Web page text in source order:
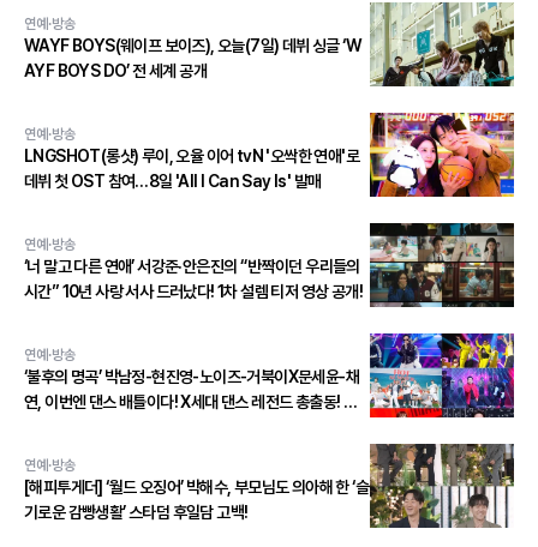
연예·방송
WAYF BOYS(웨이프 보이즈), 오늘(7일) 데뷔 싱글 ‘W
AYF BOYS DO’ 전 세계 공개
연예·방송
LNGSHOT(롱샷) 루이, 오율 이어 tvN '오싹한 연애'로
데뷔 첫 OST 참여…8일 'All I Can Say Is' 발매
연예·방송
‘너 말고 다른 연애’ 서강준·안은진의 “반짝이던 우리들의
시간” 10년 사랑 서사 드러났다! 1차 설렘 티저 영상 공개!
연예·방송
‘불후의 명곡’ 박남정-현진영-노이즈-거북이X문세윤-채
연, 이번엔 댄스 배틀이다! X세대 댄스 레전드 총출동! 댄
연예·방송
[해피투게더] ‘월드 오징어’ 박해수, 부모님도 의아해 한 ‘슬
기로운 감빵생활’ 스타덤 후일담 고백!